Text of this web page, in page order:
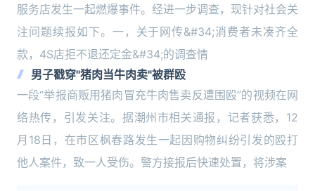
服务店发生一起燃爆事件。经进一步调查，现针对社会关
注问题续报如下。一，关于网传&#34;消费者未凑齐全
款，4S店拒不退还定金&#34;的调查情
男子戳穿"猪肉当牛肉卖"被群殴
一段“举报商贩用猪肉冒充牛肉售卖反遭围殴”的视频在网
络热传，引发关注。据潮州市相关通报，记者获悉，12
月18日，在市区枫春路发生一起因购物纠纷引发的殴打
他人案件，致一人受伤。警方接报后快速处置，将涉案